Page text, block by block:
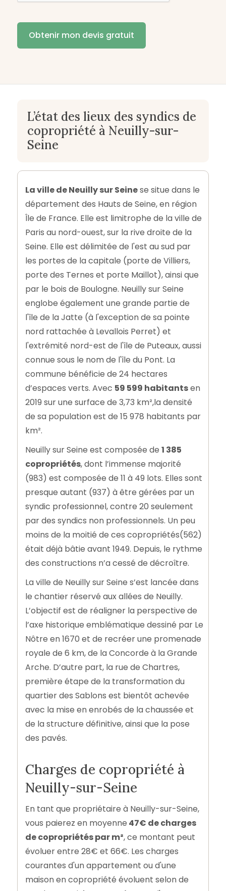
L’état des lieux des syndics de
copropriété à Neuilly-sur-
Seine
La ville de Neuilly sur Seinese situe dans le
département des Hauts de Seine, en région
Île de France. Elle est limitrophe de la ville de
Paris au nord-ouest, sur la rive droite de la
Seine. Elle est délimitée de l'est au sud par
les portes de la capitale (porte de Villiers,
porte des Ternes et porte Maillot), ainsi que
par le bois de Boulogne. Neuilly sur Seine
englobe également une grande partie de
l'île de la Jatte (à l'exception de sa pointe
nord rattachée à Levallois Perret) et
l'extrémité nord-est de l'île de Puteaux, aussi
connue sous le nom de l'île du Pont. La
commune bénéficie de 24 hectares
d’espaces verts. Avec 59 599 habitantsen
2019 sur une surface de 3,73 km²,la densité
de sa population est de 15 978 habitants par
km².
Neuilly sur Seine est composée de 1 385
copropriétés, dont l’immense majorité
(983) est composée de 11 à 49 lots. Elles sont
presque autant (937) à être gérées par un
syndic professionnel, contre 20 seulement
par des syndics non professionnels. Un peu
moins de la moitié de ces copropriétés(562)
était déjà bâtie avant 1949. Depuis, le rythme
des constructions n’a cessé de décroître.
La ville de Neuilly sur Seine s’est lancée dans
le chantier réservé aux allées de Neuilly.
L’objectif est de réaligner la perspective de
l’axe historique emblématique dessiné par Le
Nôtre en 1670 et de recréer une promenade
royale de 6 km, de la Concorde à la Grande
Arche. D’autre part, la rue de Chartres,
première étape de la transformation du
quartier des Sablons est bientôt achevée
avec la mise en enrobés de la chaussée et
de la structure définitive, ainsi que la pose
des pavés.
Charges de copropriété à
Neuilly-sur-Seine
En tant que propriétaire à Neuilly-sur-Seine,
vous paierez en moyenne 47€ de charges
de copropriétés par m², ce montant peut
évoluer entre 28€ et 66€. Les charges
courantes d'un appartement ou d'une
maison en copropriété évoluent selon de